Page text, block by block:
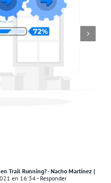
Trail Running? - Nacho Martínez |
en 16:34- Responder